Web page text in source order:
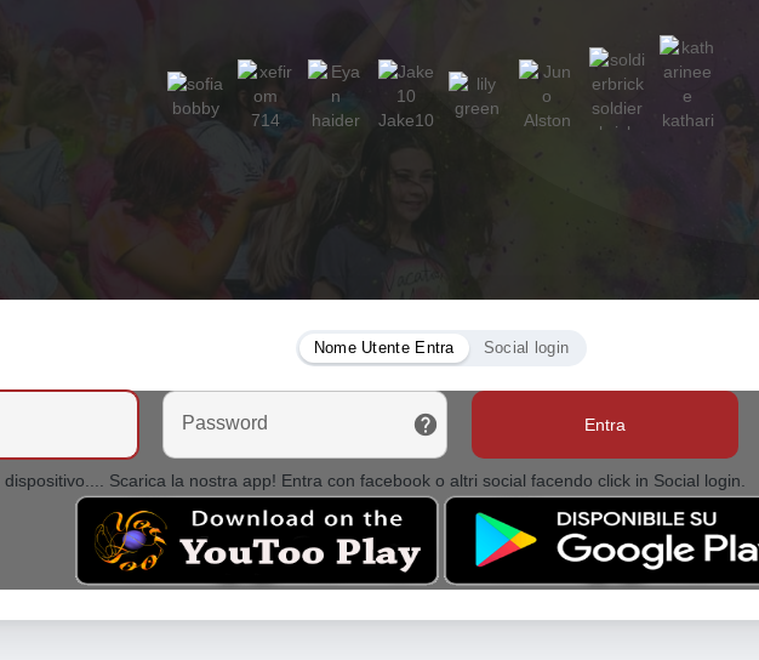
Nome Utente Entra Social login
Password Entra
Scarica la nostra app! Entra con facebook o altri social facendo click in Social login.